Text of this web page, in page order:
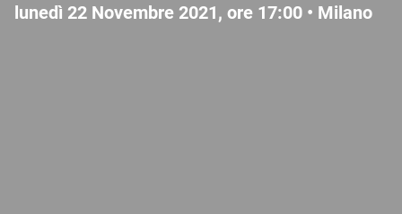
lunedì 22 Novembre 2021, ore 17:00 • Milano